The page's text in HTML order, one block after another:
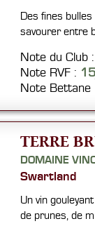
Des fines
savourer entre
Note du Club
Note RVF :
Note
TERRE
DOMAINE
Swartland
Un vin
de prunes, de